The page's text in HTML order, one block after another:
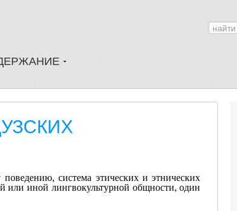
система этических и этнических
или иной лингвокультурной общности, один